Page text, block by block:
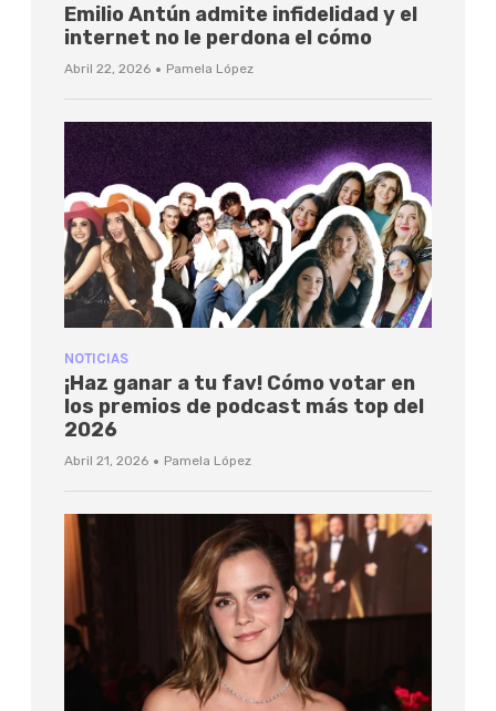
Emilio Antún admite infidelidad y el
internet no le perdona el cómo
Abril 22, 2026 · Pamela López
NOTICIAS
¡Haz ganar a tu fav! Cómo votar en
los premios de podcast más top del
2026
Abril 21, 2026 · Pamela López